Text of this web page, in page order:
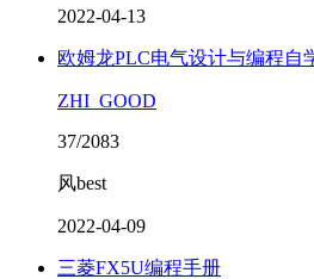
2022-04-13
欧姆龙PLC电气设计与编程自
ZHI_GOOD
37/2083
风best
2022-04-09
三菱FX5U编程手册